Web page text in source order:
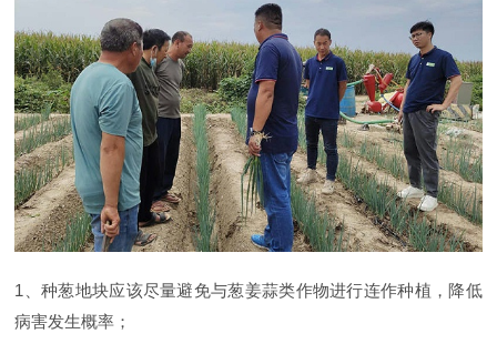
1、种葱地块应该尽量避免与葱姜蒜类作物进行连作种植，降低
病害发生概率；